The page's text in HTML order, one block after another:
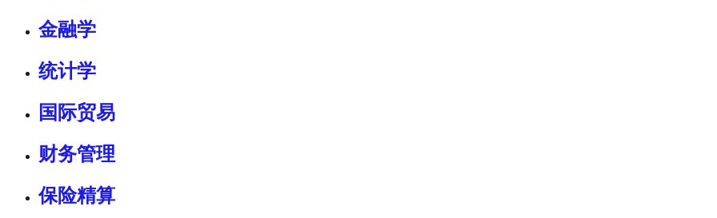
金融学
统计学
国际贸易
财务管理
保险精算